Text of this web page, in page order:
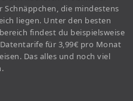
die mindestens
liegen. Unter den besten
findest du beispielsweise
für 3,99€ pro Monat
Das alles und noch viel